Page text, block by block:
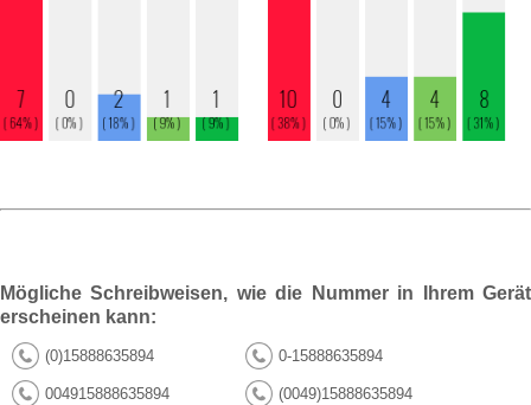
Mögliche Schreibweisen, wie die Nummer in Ihrem Gerät
erscheinen kann:
(0)15888635894 0-15888635894
004915888635894 (0049)15888635894